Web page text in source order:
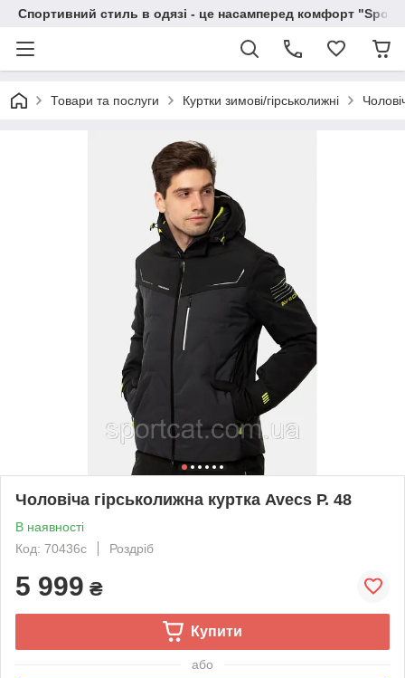
Спортивний стиль в одязі - це насамперед комфорт
Товари та послуги Куртки зимові/гірськолижні
Чоловіча гірськолижна куртка Avecs Р. 48
В наявності
Код: 70436с
Роздріб
5 999 ₴
Купити
або